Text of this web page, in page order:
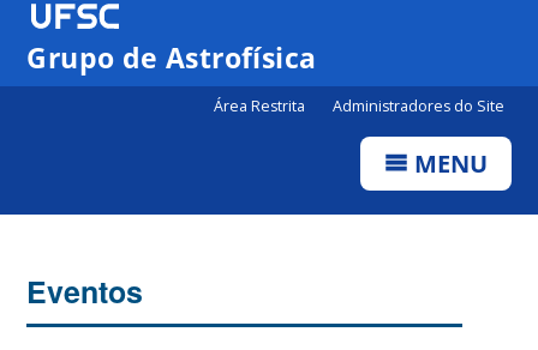
Grupo de Astrofísica
Área Restrita Administradores do Site
MENU
Eventos